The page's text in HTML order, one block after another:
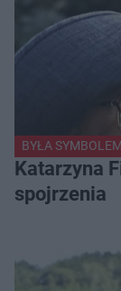
BYŁA
Katarzyna
spojrzenia